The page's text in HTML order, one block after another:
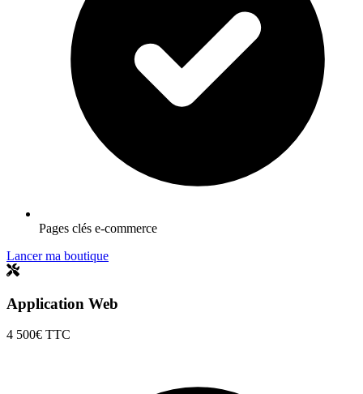
Pages clés e-commerce
Lancer ma boutique
Application Web
4 500€ TTC